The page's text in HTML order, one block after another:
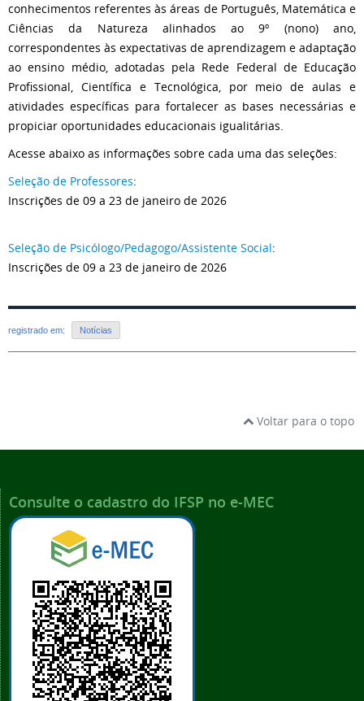
conhecimentos referentes às áreas de Português, Matemática e
Ciências da Natureza alinhados ao 9º (nono) ano,
correspondentes às expectativas de aprendizagem e adaptação
ao ensino médio, adotadas pela Rede Federal de Educação
Profissional, Científica e Tecnológica, por meio de aulas e
atividades específicas para fortalecer as bases necessárias e
propiciar oportunidades educacionais igualitárias.
Acesse abaixo as informações sobre cada uma das seleções:
Seleção de Professores:
Inscrições de 09 a 23 de janeiro de 2026
Seleção de Psicólogo/Pedagogo/Assistente Social:
Inscrições de 09 a 23 de janeiro de 2026
registrado em: Notícias
Voltar para o topo
Consulte o cadastro do IFSP no e-MEC